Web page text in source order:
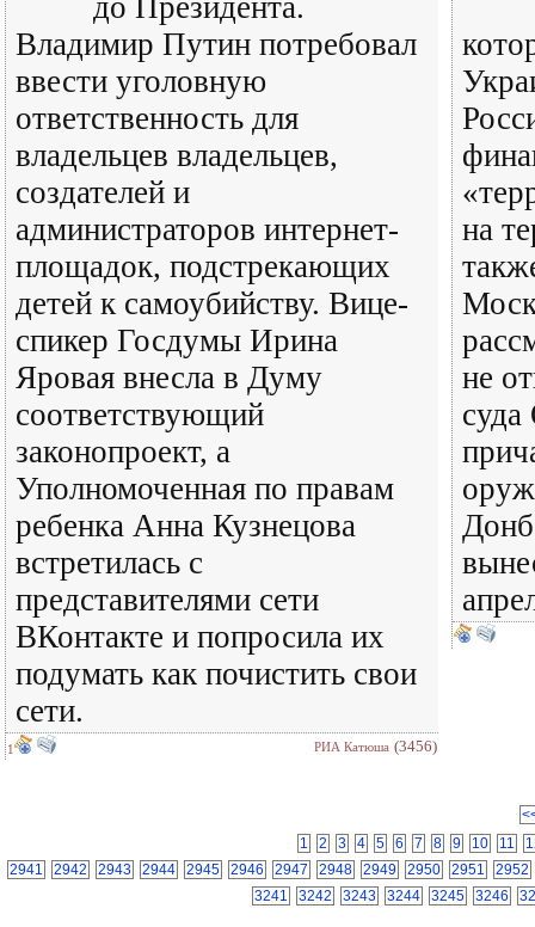
до Президента.
Владимир Путин потребовал
ввести уголовную
ответственность для
владельцев владельцев,
создателей и
администраторов интернет-
площадок, подстрекающих
детей к самоубийству. Вице-
спикер Госдумы Ирина
Яровая внесла в Думу
соответствующий
законопроект, а
Уполномоченная по правам
ребенка Анна Кузнецова
встретилась с
представителями сети
ВКонтакте и попросила их
подумать как почистить свои
сети.
1 РИА Катюша (3456)
на
не
1
2 3 4 5 6 7 8 9 10 11
2941
2942 2943 2944 2945 2946 2947 2948 2949 2950 2951
2952
3241
3242 3243 3244 3245 3246